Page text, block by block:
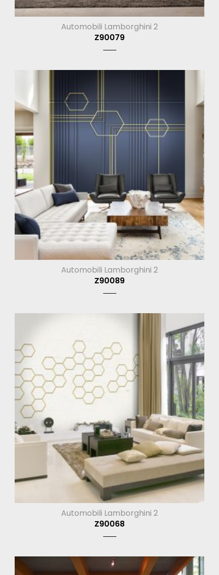
Automobili Lamborghini 2
Z90079
Automobili Lamborghini 2
Z90089
Automobili Lamborghini 2
Z90068